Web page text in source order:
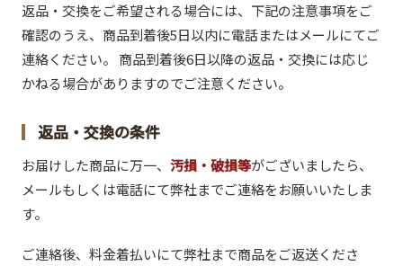
返品・交換をご希望される場合には、下記の注意事項をご
確認のうえ、商品到着後5日以内に電話またはメールにてご
連絡ください。 商品到着後6日以降の返品・交換には応じ
かねる場合がありますのでご注意ください。
返品・交換の条件
お届けした商品に万一、 汚損・破損等がございましたら、
メールもしくは電話にて弊社までご連絡をお願いいたしま
す。
ご連絡後、料金着払いにて弊社まで商品をご返送くださ